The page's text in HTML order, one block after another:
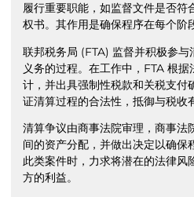
履行重要职能，如监督文件是否符
权书。其作用是确保程序在每个阶
联邦税务局 (FTA) 监督并积极参
义务的过程。在工作中，FTA 根
计，并出具强制性税款和关税支付
证清算过程的合法性，抵御与税收
清算争议由商事法院审理，商事法
间的资产分配，并做出决定以确保
此类案件时，力求将潜在的法律风
方的利益。